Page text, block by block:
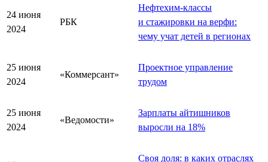
24 июня
2024
РБК
Нефтехим-классы
и стажировки на верфи:
чему учат детей в регионах
25 июня
2024
«Коммерсант»
Проектное управление
трудом
25 июня
2024
«Ведомости»
Зарплаты айтишников
выросли на 18%
Своя доля: в каких отраслях